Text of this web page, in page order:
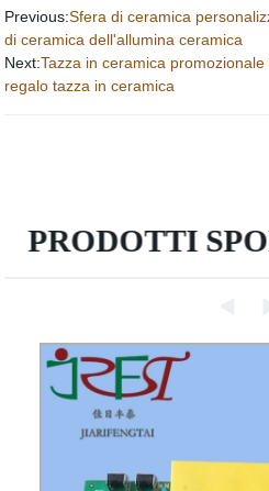
Previous:Sfera di ceramica
di ceramica dell'allumina ceramica
Next:Tazza in ceramica
regalo tazza in ceramica
PRODOTTI